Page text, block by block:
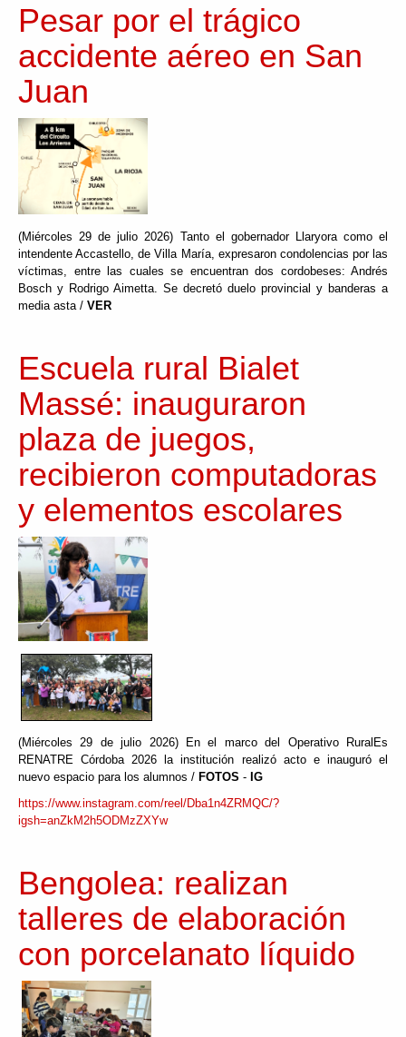
Pesar por el trágico
accidente aéreo en San
Juan
(Miércoles 29 de julio 2026) Tanto el gobernador Llaryora como el
intendente Accastello, de Villa María, expresaron condolencias por las
víctimas, entre las cuales se encuentran dos cordobeses: Andrés
Bosch y Rodrigo Aimetta. Se decretó duelo provincial y banderas a
media asta / VER
Escuela rural Bialet
Massé: inauguraron
plaza de juegos,
recibieron computadoras
y elementos escolares
(Miércoles 29 de julio 2026) En el marco del Operativo RuralEs
RENATRE Córdoba 2026 la institución realizó acto e inauguró el
nuevo espacio para los alumnos / FOTOS - IG
https://www.instagram.com/reel/Dba1n4ZRMQC/?
igsh=anZkM2h5ODMzZXYw
Bengolea: realizan
talleres de elaboración
con porcelanato líquido